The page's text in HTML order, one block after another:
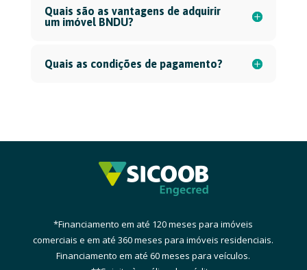
Quais são as vantagens de adquirir
um imóvel BNDU?
Quais as condições de pagamento?
*Financiamento em até 120 meses para imóveis
comerciais eem até 360 meses para imóveis residenciais.
Financiamento em até 60 meses para veículos.